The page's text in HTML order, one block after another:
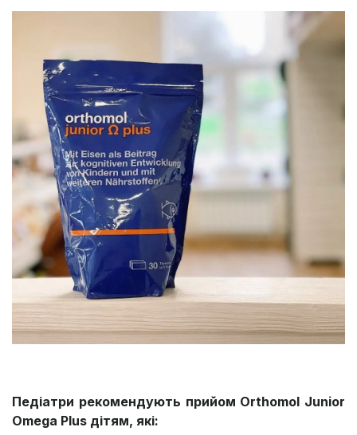
Педіатри рекомендують прийом Orthomol Junior
Omega Plus дітям, які: